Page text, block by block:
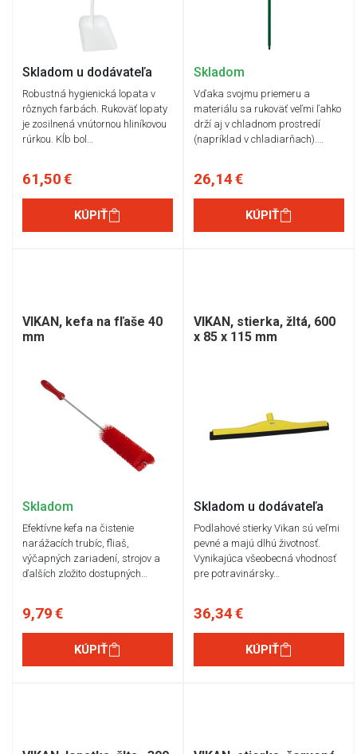
Skladom u dodávateľa
Robustná hygienická lopata v
rôznych farbách. Rukoväť lopaty
je zosilnená vnútornou hliníkovou
rúrkou. Kĺb bol…
61,50 €
KÚPIŤ
Skladom
Vďaka svojmu priemeru a
materiálu sa rukoväť veľmi ľahko
drží aj v chladnom prostredí
(napríklad v chladiarňach).…
26,14 €
KÚPIŤ
VIKAN, kefa na fľaše 40
mm
Skladom
Efektívne kefa na čistenie
narážacích trubíc, fliaš,
výčapných zariadení, strojov a
ďalších zložito dostupných…
9,79 €
KÚPIŤ
VIKAN, stierka, žltá, 600
x 85 x 115 mm
Skladom u dodávateľa
Podlahové stierky Vikan sú veľmi
pevné a majú dlhú životnosť.
Vynikajúca všeobecná vhodnosť
pre potravinársky…
36,34 €
KÚPIŤ